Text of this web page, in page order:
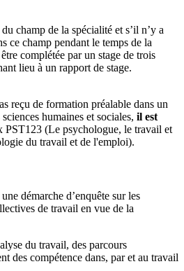
champ de la spécialité et s’il n’y a
ce champ pendant le temps de la
complétée par un stage de trois
lieu à un rapport de stage.
reçu de formation préalable dans un
humaines et sociales, il est
PST123 (Le psychologue, le travail et
du travail et de l'emploi).
démarche d’enquête sur les
de travail en vue de la
du travail, des parcours
des compétence dans, par et au travail